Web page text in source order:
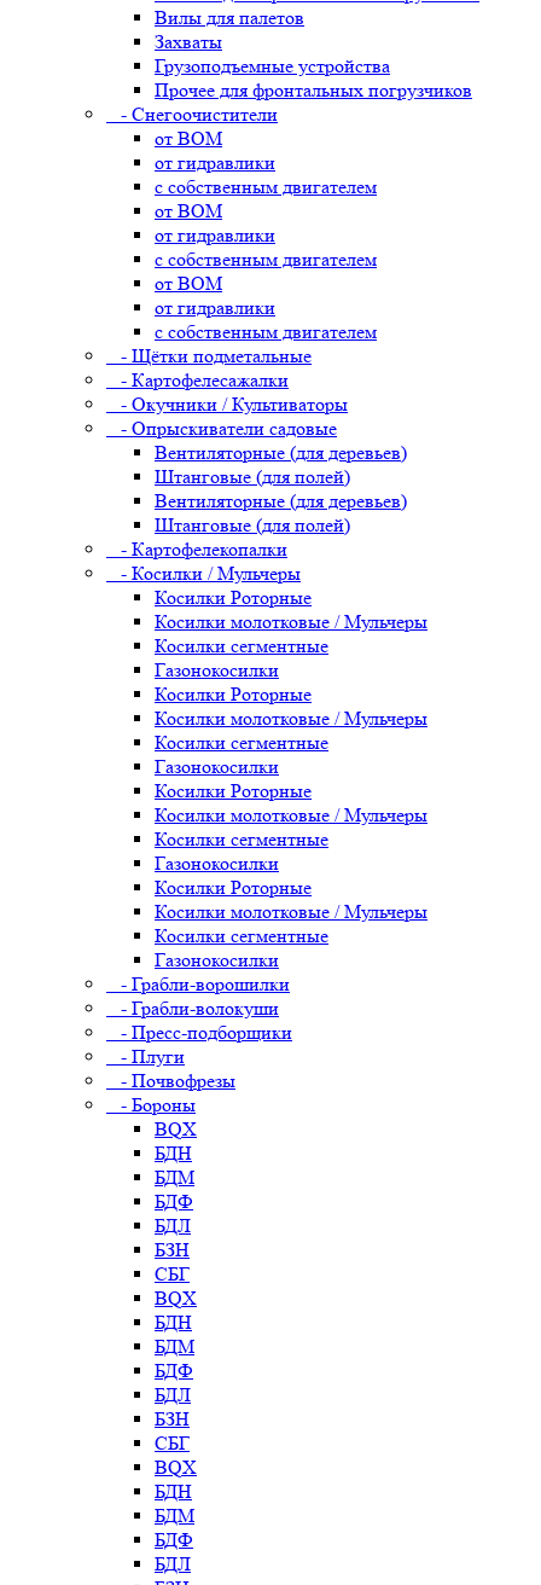
Вилы для палетов
Захваты
Грузоподъемные устройства
Прочее для фронтальных погрузчиков
- Снегоочистители
от ВОМ
от гидравлики
с собственным двигателем
от ВОМ
от гидравлики
с собственным двигателем
от ВОМ
от гидравлики
с собственным двигателем
- Щётки подметальные
- Картофелесажалки
- Окучники / Культиваторы
- Опрыскиватели садовые
Вентиляторные (для деревьев)
Штанговые (для полей)
Вентиляторные (для деревьев)
Штанговые (для полей)
- Картофелекопалки
- Косилки / Мульчеры
Косилки Роторные
Косилки молотковые / Мульчеры
Косилки сегментные
Газонокосилки
Косилки Роторные
Косилки молотковые / Мульчеры
Косилки сегментные
Газонокосилки
Косилки Роторные
Косилки молотковые / Мульчеры
Косилки сегментные
Газонокосилки
Косилки Роторные
Косилки молотковые / Мульчеры
Косилки сегментные
Газонокосилки
- Грабли-ворошилки
- Грабли-волокуши
- Пресс-подборщики
- Плуги
- Почвофрезы
- Бороны
BQX
БДН
БДМ
БДФ
БДЛ
БЗН
СБГ
BQX
БДН
БДМ
БДФ
БДЛ
БЗН
СБГ
BQX
БДН
БДМ
БДФ
БДЛ